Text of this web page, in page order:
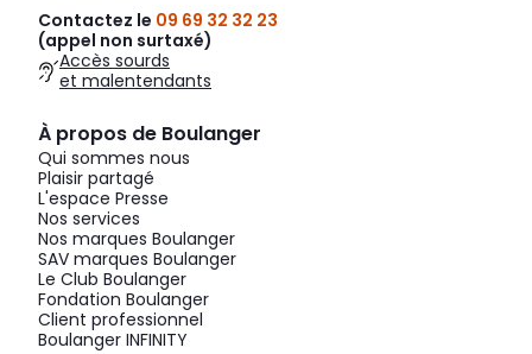
Contactez le 09 69 32 32 23
(appel non surtaxé)
Accès sourds
et malentendants
À propos de Boulanger
Qui sommes nous
Plaisir partagé
L'espace Presse
Nos services
Nos marques Boulanger
SAV marques Boulanger
Le Club Boulanger
Fondation Boulanger
Client professionnel
Boulanger INFINITY